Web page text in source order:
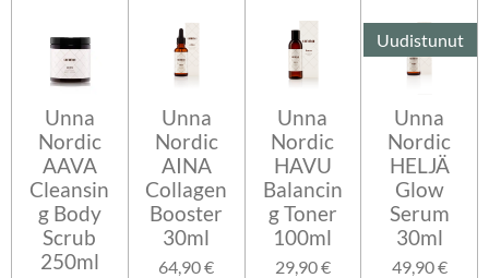
Unna
Nordic
AAVA
Cleansin
g Body
Scrub
250ml
Unna
Nordic
AINA
Collagen
Booster
30ml
64,90 €
Unna
Nordic
HAVU
Balancin
g Toner
100ml
29,90 €
Uudistunut
Unna
Nordic
HELJÄ
Glow
Serum
30ml
49,90 €